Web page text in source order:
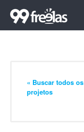
« Buscar todos os
projetos